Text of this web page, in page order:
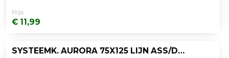
Prijs:
€ 11,99
SYSTEEMK. AURORA 75X125 LIJN ASS/DS10SET